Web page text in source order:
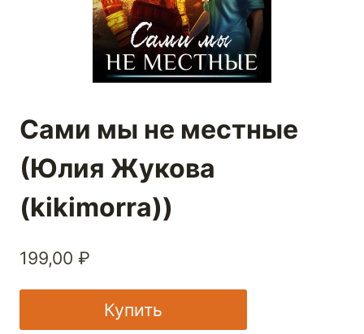
Сами мы не местные
(Юлия Жукова
(kikimorra))
199,00 ₽
Купить